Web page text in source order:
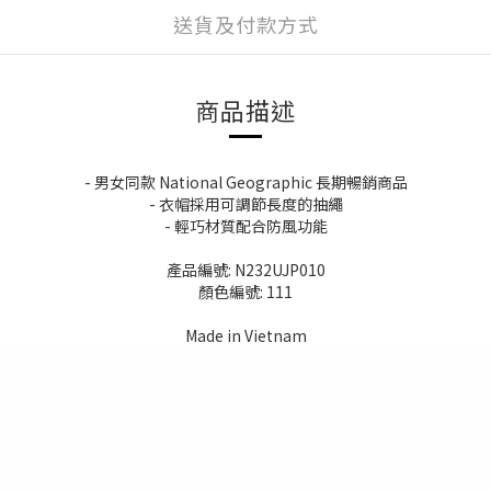
送貨及付款方式
商品描述
- 男女同款 National Geographic 長期暢銷商品
- 衣帽採用可調節長度的抽繩
- 輕巧材質配合防風功能
產品編號: N232UJP010
顏色編號: 111
Made in Vietnam